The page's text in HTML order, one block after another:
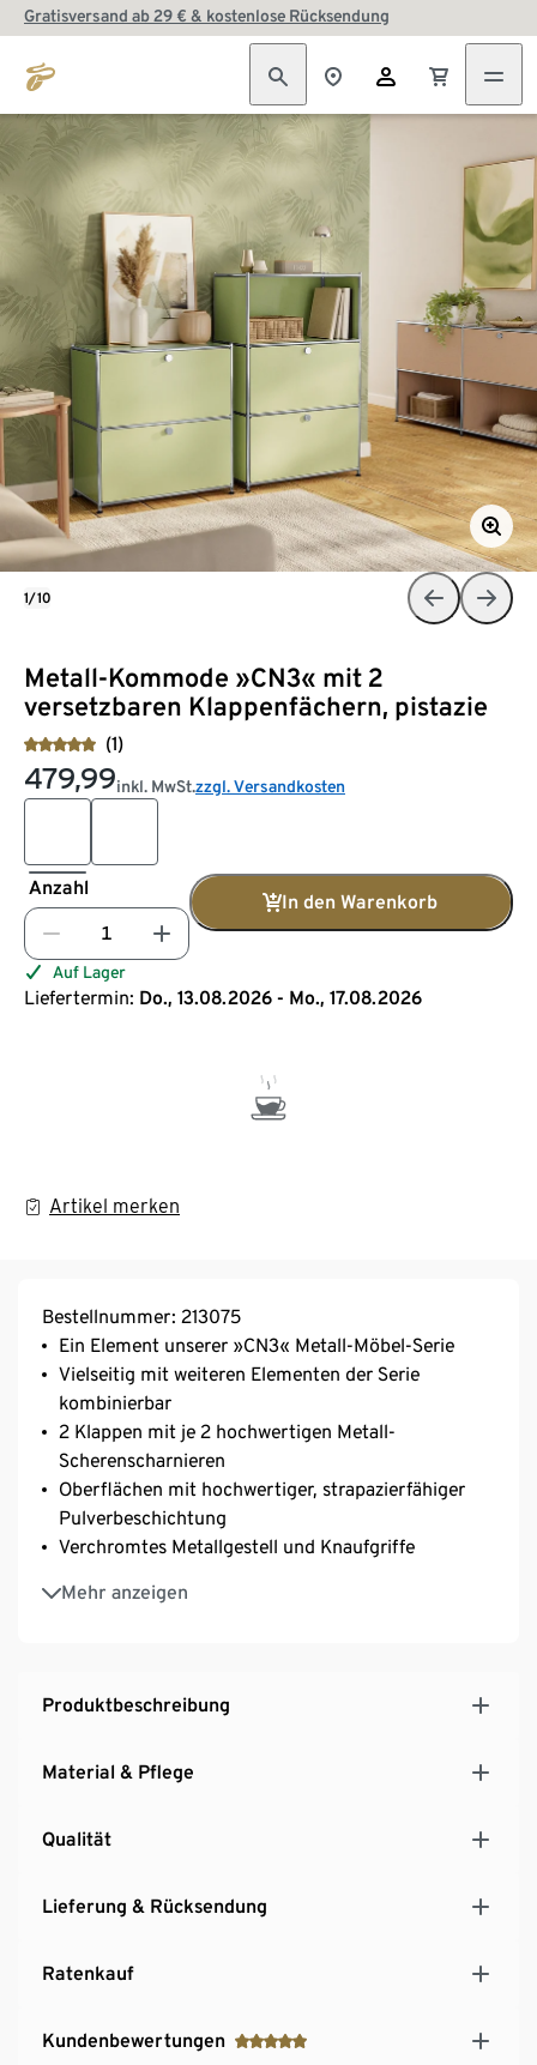
Gratisversand ab 29 € & kostenlose Rücksendung
Metall-Kommode »CN3« mit 2
versetzbaren Klappenfächern, pistazie
(1)
479,99inkl. MwSt.zzgl. Versandkosten
Anzahl
In den Warenkorb
Auf Lager
Liefertermin: Do., 13.08.2026 - Mo., 17.08.2026
Artikel merken
1/10
Bestellnummer: 213075
Ein Element unserer »CN3« Metall-Möbel-Serie
Vielseitig mit weiteren Elementen der Serie
kombinierbar
2 Klappen mit je 2 hochwertigen Metall-
Scherenscharnieren
Oberflächen mit hochwertiger, strapazierfähiger
Pulverbeschichtung
Verchromtes Metallgestell und Knaufgriffe
Mehr anzeigen
Inkl. höhenverstellbarer Kunststofffüße – fester
Stand auch auf unebenen Flächen
Produktbeschreibung
Material & Pflege
Qualität
Lieferung & Rücksendung
Ratenkauf
Kundenbewertungen